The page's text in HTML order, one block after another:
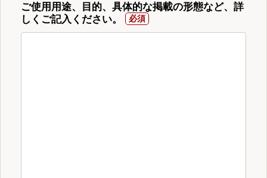
ご使用用途、目的、具体的な掲載の形態など、詳
しくご記入ください。